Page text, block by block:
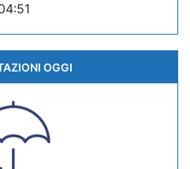
OGGI